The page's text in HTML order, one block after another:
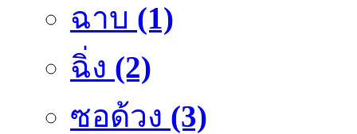
ฉาบ (1)
ฉิ่ง (2)
ซอด้วง (3)